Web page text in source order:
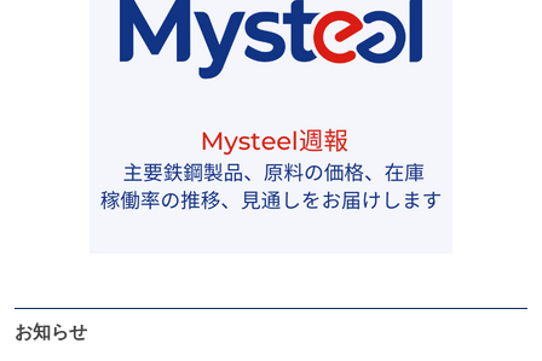
お知らせ